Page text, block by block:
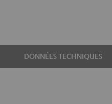
DONNÉES TECHNIQUES